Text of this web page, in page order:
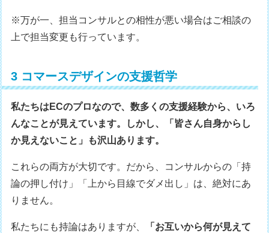
※万が一、担当コンサルとの相性が悪い場合はご相談の
上で担当変更も行っています。
3 コマースデザインの支援哲学
私たちはECのプロなので、数多くの支援経験から、いろ
んなことが見えています。しかし、「皆さん自身からし
か見えないこと」も沢山あります。
これらの両方が大切です。だから、コンサルからの「持
論の押し付け」「上から目線でダメ出し」は、絶対にあ
りません。
私たちにも持論はありますが、 「お互いから何が見えて